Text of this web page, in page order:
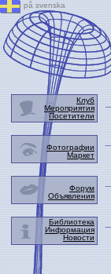
på svenska
Клуб
Мероприятия
Посетители
Фотографии
Маркет
Форум
Объявления
Библиотека
Информация
Новости